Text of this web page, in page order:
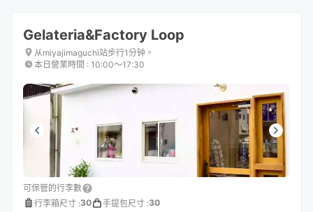
keyboard
shortcuts
for
changing
dates.
keyboard
shortcuts
for
changing
dates.
Gelateria&Factory Loop
从miyajimaguchi站步行1分钟。
本日營業時間 : 10:00〜17:30
可保管的行李數
行李箱尺寸 :30 手提包尺寸 :30